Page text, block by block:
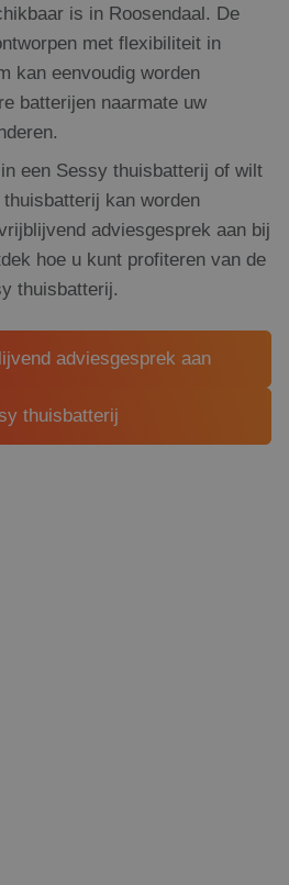
is in Roosendaal. De
met flexibiliteit in
kan eenvoudig worden
batterijen naarmate uw
een Sessy thuisbatterij of wilt
kan worden
adviesgesprek aan bij
hoe u kunt profiteren van de
thuisbatterij.
adviesgesprek aan
thuisbatterij